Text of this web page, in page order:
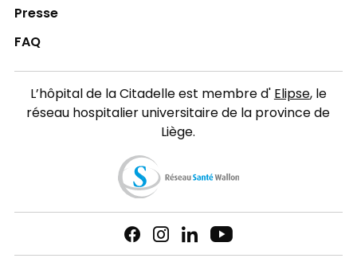
Presse
FAQ
L’hôpital de la Citadelle est membre d'Elipse, le
réseau hospitalier universitaire de la province de
Liège.